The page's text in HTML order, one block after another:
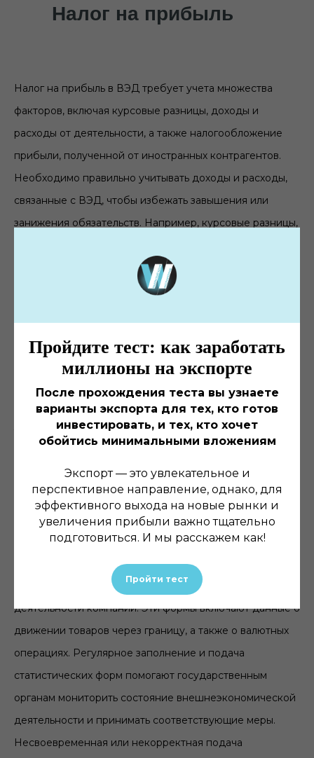
Пройдите тест: как заработать
миллионы на экспорте
После прохождения теста вы узнаете
варианты экспорта для тех, кто готов
инвестировать, и тех, кто хочет
обойтись минимальными вложениям
Экспорт — это увлекательное и
перспективное направление, однако, для
эффективного выхода на новые рынки и
увеличения прибыли важно тщательно
подготовиться. И мы расскажем как!
Пройти тест
Налог на прибыль
Налог на прибыль в ВЭД требует учета множества
факторов, включая курсовые разницы, доходы и
расходы от деятельности, а также налогообложение
прибыли, полученной от иностранных контрагентов.
Необходимо правильно учитывать доходы и расходы,
связанные с ВЭД, чтобы избежать завышения или
занижения обязательств. Например, курсовые разницы,
могут существенно влиять на размер налогооблагаемой
базы. Кроме того, необходимо учитывать
льготы или освобождение от налогообложения
определенных видов доходов. Бухгалтерия должна
быть внимательна при заполнении деклараций, чтобы
учесть все возможные льготы и избежать ошибок.
Статистические
формы
Статистические формы ВЭД являются обязательными
для подачи в государственные органы и позволяют
контролировать объемы внешнеэкономической
деятельности компании. Эти формы включают данные о
движении товаров через границу, а также о валютных
операциях. Регулярное заполнение и подача
статистических форм помогают государственным
органам мониторить состояние внешнеэкономической
деятельности и принимать соответствующие меры.
Несвоевременная или некорректная подача